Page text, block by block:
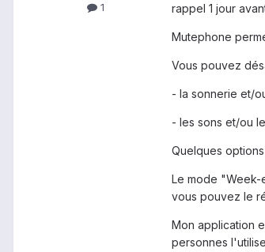
1
rappel 1 jour
Mutephone
Vous pouvez
- la sonnerie et/
- les sons et/ou
Quelques
Le mode "Week-
vous pouvez le
Mon application
personnes